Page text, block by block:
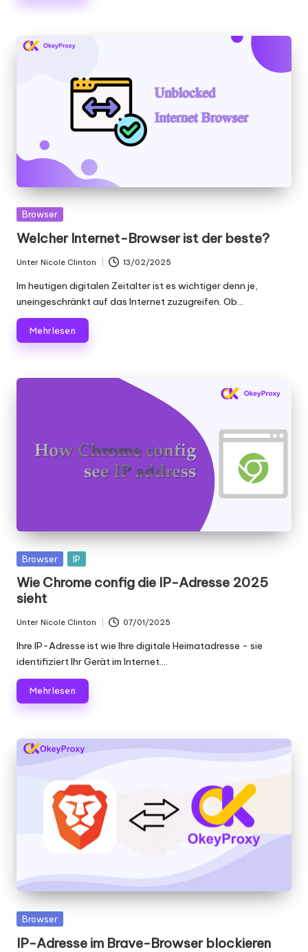
Gepostet
Browser
Welcher Internet-Browser ist der beste?
Geschrieben
von
Unter Nicole Clinton 13/02/2025
Im heutigen digitalen Zeitalter ist es wichtiger denn je,
uneingeschränkt auf das Internet zuzugreifen. Ob...
Mehr lesen
Gepostet
Browser IP
Wie Chrome config die IP-Adresse 2025
sieht
von
Unter Nicole Clinton 07/01/2025
Ihre IP-Adresse ist wie Ihre digitale Heimatadresse - sie
identifiziert Ihr Gerät im Internet....
Mehr lesen
Gepostet
Browser
IP-Adresse im Brave-Browser blockieren